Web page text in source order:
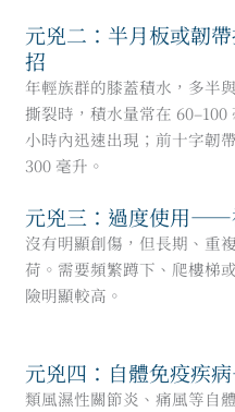
元兇二：半月板或韌
招
年輕族群的膝蓋積水，多半
撕裂時，積水量常在
小時內迅速出現；前十字韌
300 毫升。
元兇三：過度使用——
沒有明顯創傷，但長期、重
荷。需要頻繁蹲下、爬樓梯
險明顯較高。
元兇四：自體免疫疾
類風濕性關節炎、痛風等自